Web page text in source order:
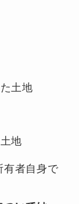
土地
地
有者自身で